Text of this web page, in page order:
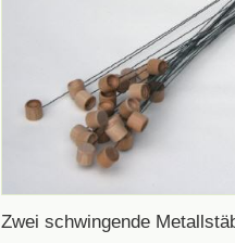
Zwei schwingende